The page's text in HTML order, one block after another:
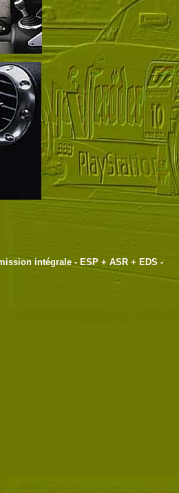
intégrale - ESP + ASR + EDS -